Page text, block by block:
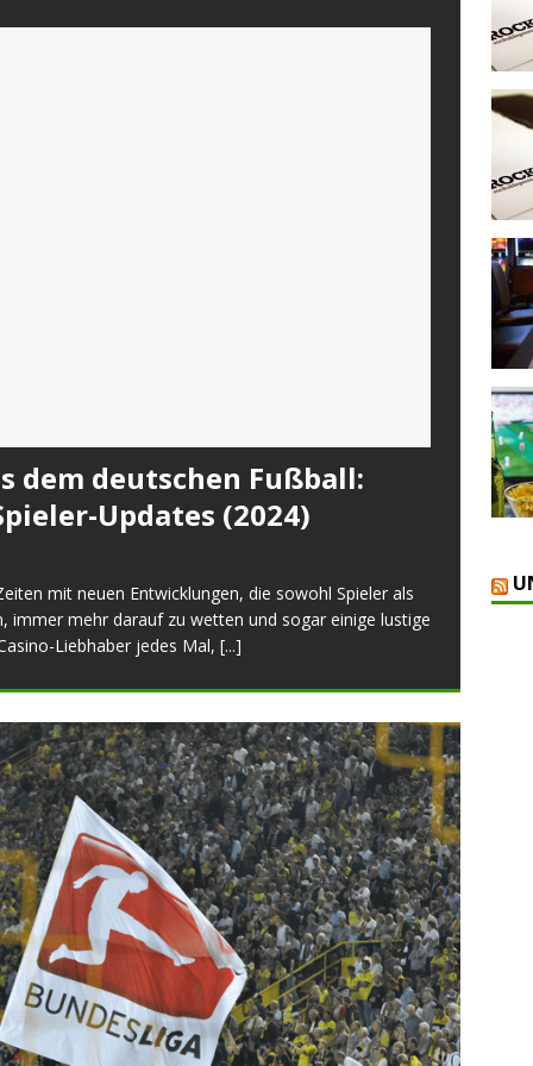
dem deutschen Fußball:
Updates (2024)
mit neuen Entwicklungen, die sowohl Spieler als
immer mehr darauf zu wetten und sogar einige lustige
Liebhaber jedes Mal, [...]